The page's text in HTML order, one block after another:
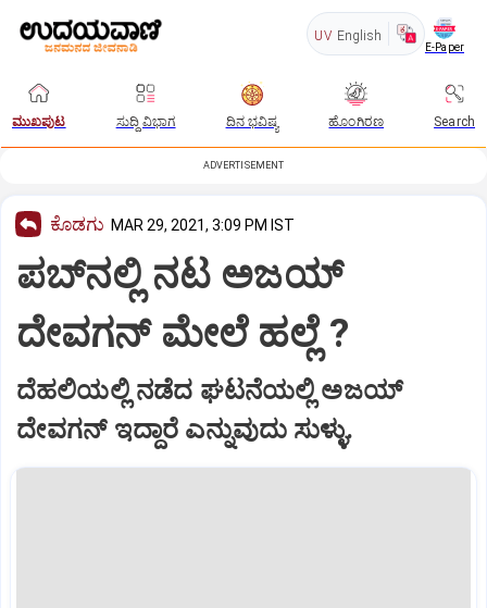
UV English
E-Paper
ಮುಖಪುಟ ಸುದ್ದಿ ವಿಭಾಗ ದಿನ ಭವಿಷ್ಯ ಹೊಂಗಿರಣ Search
ADVERTISEMENT
ಕೊಡಗು MAR 29, 2021, 3:09 PM IST
ಪಬ್‍ನಲ್ಲಿ ನಟ ಅಜಯ್
ದೇವಗನ್ ಮೇಲೆ ಹಲ್ಲೆ ?
ದೆಹಲಿಯಲ್ಲಿ ನಡೆದ ಘಟನೆಯಲ್ಲಿ ಅಜಯ್
ದೇವಗನ್ ಇದ್ದಾರೆ ಎನ್ನುವುದು ಸುಳ್ಳು.